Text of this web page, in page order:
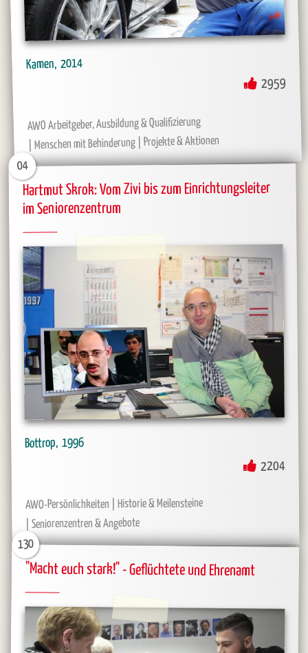
Kamen 2014
2959
AWO Arbeitgeber, Ausbildung & Qualifizierung
Menschen mit Behinderung Projekte & Aktionen
Hartmut Skrok: Vom Zivi bis zum Einrichtungsleiter
im Seniorenzentrum
04
Bottrop 1996
2204
AWO-Persönlichkeiten Historie & Meilensteine
Seniorenzentren & Angebote
"Macht euch stark!" - Geflüchtete und Ehrenamt
130